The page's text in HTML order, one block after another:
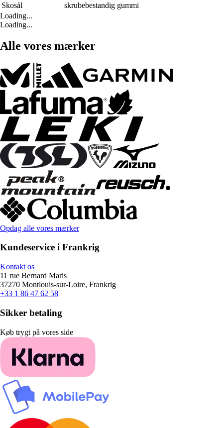
Skosål
skrubebestandig gummi
Loading...
Loading...
Alle vores mærker
Opdag alle vores mærker
Kundeservice i Frankrig
Kontakt os
11 rue Bernard Maris
37270 Montlouis-sur-Loire, Frankrig
+33 1 86 47 62 58
Sikker betaling
Køb trygt på vores side